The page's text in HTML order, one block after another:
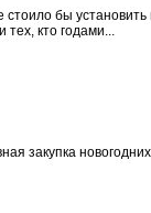
бы установить
тех, кто годами...
закупка